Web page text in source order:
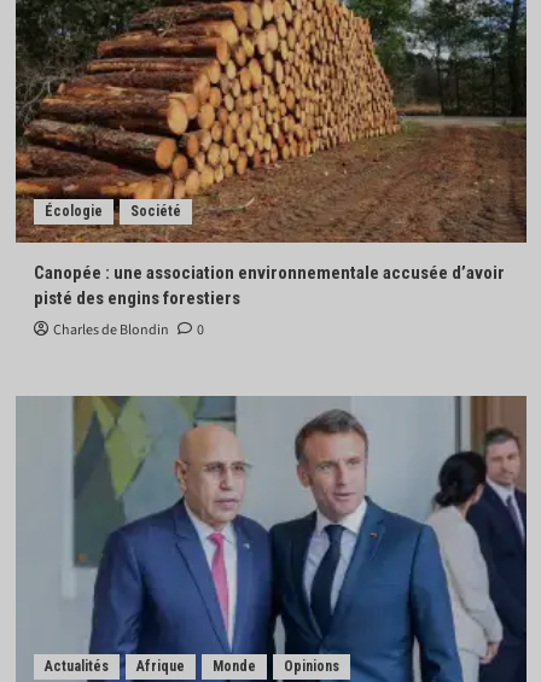
Écologie Société
Canopée : une association environnementale accusée d’avoir
pisté des engins forestiers
Charles de Blondin 0
Actualités Afrique Monde Opinions